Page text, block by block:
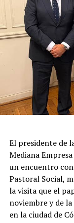
La autorización
fricción
de Javier Milei
situación derivó
Buenos Aires,
Desde el Palacio
Vieira calificó los
encargado de
Pese a que Milei
"corrupto",
preservar la
Quirno calificó
bajar el nivel de
El presidente de
Mediana
un encuentro
Pastoral Social,
la visita que el
noviembre y de
en la ciudad de